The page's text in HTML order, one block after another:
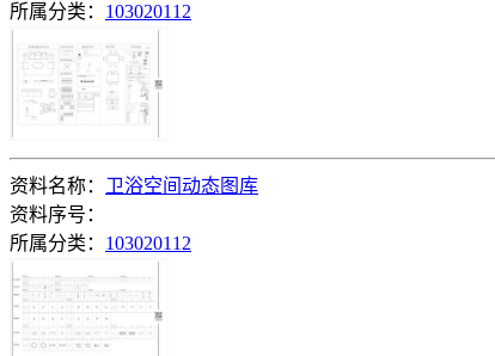
所属分类： 103020112
资料名称： 卫浴空间动态图库
资料序号：
所属分类： 103020112